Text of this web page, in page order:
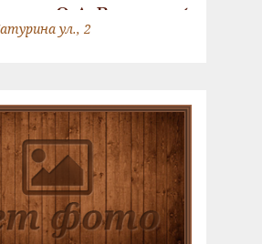
О.А. Варенцовой
ул., 2